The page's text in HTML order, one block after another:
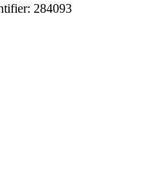
284093